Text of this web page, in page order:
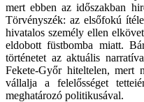
mert ebben az időszakban
Törvényszék: az elsőfokú
hivatalos személy ellen
eldobott füstbomba miatt.
történetet az aktuális
Fekete-Győr hiteltelen, mert
vállalja a felelősséget
meghatározó politikusával.